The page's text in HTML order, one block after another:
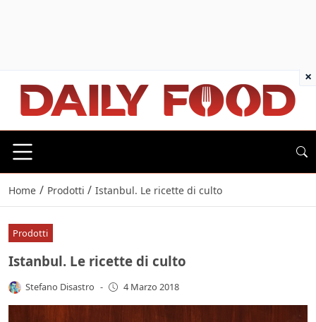
Home / Prodotti / Istanbul. Le ricette di culto
Prodotti
Istanbul. Le ricette di culto
Stefano Disastro - 4 Marzo 2018
×